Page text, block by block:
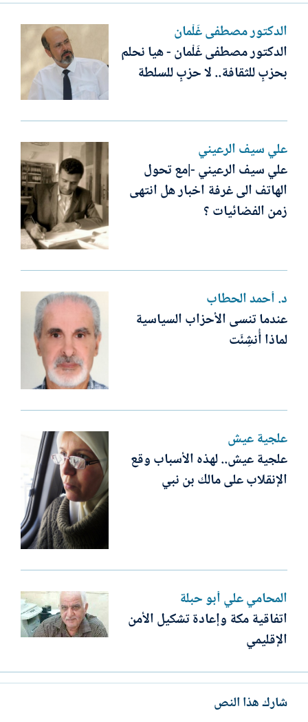
الدكتور مصطفى غَلْمان
الدكتور مصطفى غَلْمان - هيا نحلم
بحزبٍ للثقافة.. لا حزبٍ للسلطة
علي سيف الرعيني
علي سيف الرعيني -|مع تحول
الهاتف الى غرفة اخبار هل انتهى
زمن الفضائيات ؟
د. أحمد الحطاب
عندما تنسى الأحزاب السياسية
لماذا أُنشِئَت
علجية عيش
علجية عيش.. لهذه الأسباب وقع
الإنقلاب على مالك بن نبي
المحامي علي أبو حبلة
اتفاقية مكة وإعادة تشكيل الأمن
الإقليمي
شارك هذا النص